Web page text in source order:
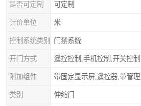
是否可定制 可定制
计价单位 米
控制系统类别 门禁系统
开门方式 遥控控制,手机控制,开关控制
附加组件 带固定显示屏,遥控器,带管
类别 伸缩门